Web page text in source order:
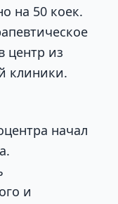
на 50 коек.
центр из
клиники.
начал
и